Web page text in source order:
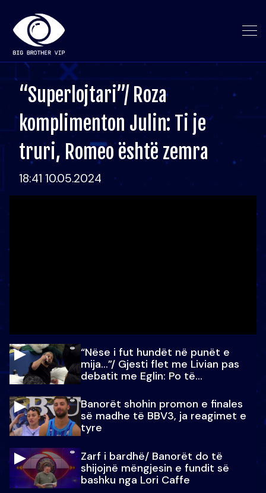
“Superlojtari”/ Roza
komplimenton Julin: Ti je
truri, Romeo është zemra
18:41 10.05.2024
“Nëse i fut hundët në punët e
mija…”/ Gjesti flet me Livian pas
debatit me Eglin: Po të
Banorët shohin promon e finales
së madhe të BBV3, ja reagimet e
tyre
Zarf i bardhë/ Banorët do të
shijojnë mëngjesin e fundit së
bashku nga Lori Caffe